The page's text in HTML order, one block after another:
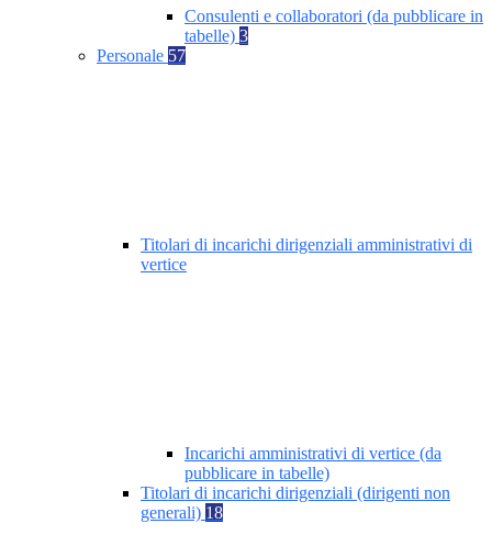
Consulenti e collaboratori (da pubblicare in
tabelle) 3
Personale 57
Titolari di incarichi dirigenziali amministrativi di
vertice
Incarichi amministrativi di vertice (da
pubblicare in tabelle)
Titolari di incarichi dirigenziali (dirigenti non
generali) 18